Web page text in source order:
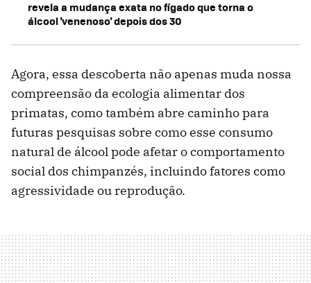
revela a mudança exata no fígado que torna o
álcool 'venenoso' depois dos 30
Agora, essa descoberta não apenas muda nossa
compreensão da ecologia alimentar dos
primatas, como também abre caminho para
futuras pesquisas sobre como esse consumo
natural de álcool pode afetar o comportamento
social dos chimpanzés, incluindo fatores como
agressividade ou reprodução.